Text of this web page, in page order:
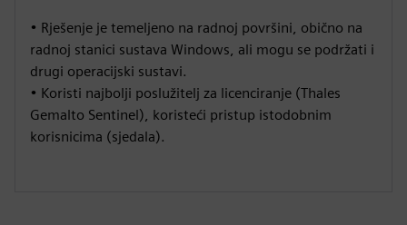
• Rješenje je temeljeno na radnoj površini, obično na
radnoj stanici sustava Windows, ali mogu se podržati i
drugi operacijski sustavi.
• Koristi najbolji poslužitelj za licenciranje (Thales
Gemalto Sentinel), koristeći pristup istodobnim
korisnicima (sjedala).